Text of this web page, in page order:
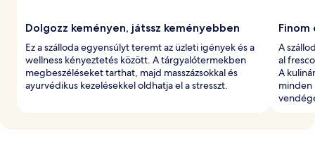
Dolgozz keményen, játssz keményebben
Ez a szálloda egyensúlyt teremt az üzleti igények és a
wellness kényeztetés között. A tárgyalótermekben
megbeszéléseket tarthat, majd masszázsokkal és
ayurvédikus kezelésekkel oldhatja el a stresszt.
A
al
A
minden